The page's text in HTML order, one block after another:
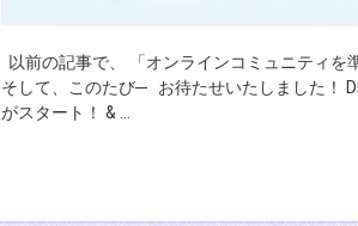
以前の記事で、 「オンラインコミュニティを
そして、このたび─ お待たせいたしました！
がスタート！ & …